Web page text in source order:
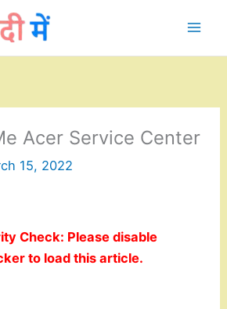
Acer Service Center
15, 2022
Check: Please disable
to load this article.